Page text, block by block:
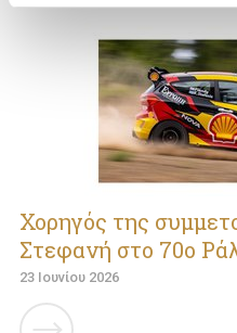
Χορηγός της
Στεφανή στο 70ο
23 Ιουνίου 2026